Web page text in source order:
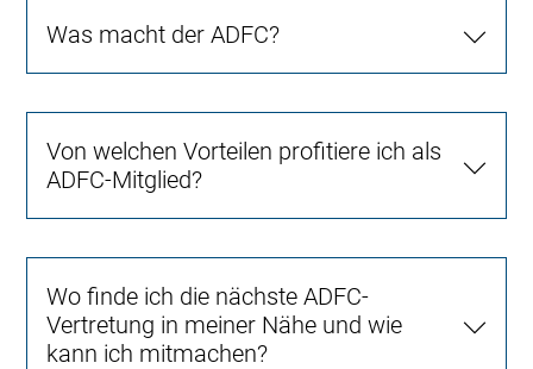
Was macht der ADFC?
Von welchen Vorteilen profitiere ich als
ADFC-Mitglied?
Wo finde ich die nächste ADFC-
Vertretung in meiner Nähe und wie
kann ich mitmachen?